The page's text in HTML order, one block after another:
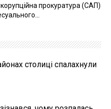
прокуратура (САП)
столиці спалахнули